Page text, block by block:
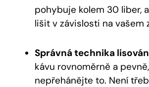
pohybuje kolem 30 liber,
lišit v závislosti na vašem
Správná technika
kávu rovnoměrně a
nepřehánějte to. Není